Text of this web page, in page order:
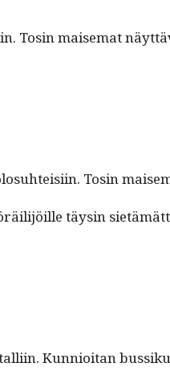
Tosin maise­mat
Tosin
täysin
Kun­nioi­tan